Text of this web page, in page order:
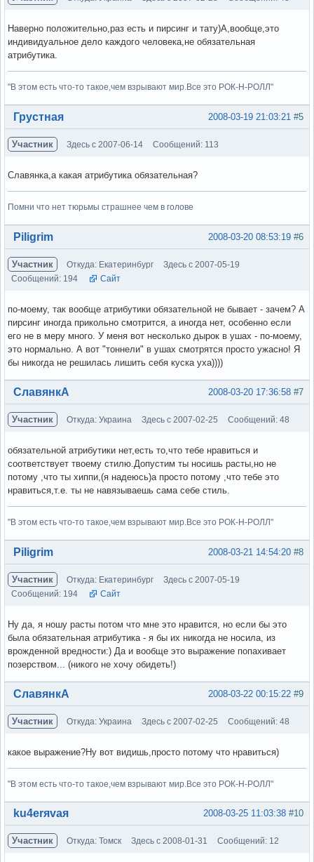
Наверно положительно,раз есть и пирсинг и тату)А,вообще,это
индивидуальное дело каждого человека,не обязательная
атрибутика.
"В этом есть что-то такое,чем взрывают мир.Все это РОК-Н-РОЛЛ"
Вне форума #5
2008-03-19 21:03:21
Грустная
Участник Здесь с 2007-06-14 Сообщений: 113
Славянка,а какая атрибутика обязательная?
Помни что нет тюрьмы страшнее чем в голове
Вне форума #6
2008-03-20 08:53:19
Piligrim
Участник Откуда: Екатеринбург
Здесь с 2007-05-19
Сообщений: 194
Сайт
по-моему, так вообще атрибутики обязательной не бывает - зачем? А
пирсинг иногда прикольно смотрится, а иногда нет, особенно если
его не в меру много. У меня вот несколько дырок в ушах - по-моему,
это нормально. А вот "тоннели" в ушах смотрятся просто ужасно! Я
бы никогда не решилась лишить себя куска уха))))
Вне форума #7
2008-03-20 17:36:58
СлавянкА
Участник Откуда: Украина Здесь с 2007-02-25 Сообщений: 48
обязательной атрибутики нет,есть то,что тебе нравиться и
соответствует твоему стилю.Допустим ты носишь расты,но не
потому ,что ты хиппи,(я надеюсь)а просто потому ,что тебе это
нравиться,т.е. ты не навязываешь сама себе стиль.
"В этом есть что-то такое,чем взрывают мир.Все это РОК-Н-РОЛЛ"
Вне форума #8
2008-03-21 14:54:20
Piligrim
Участник Откуда: Екатеринбург
Здесь с 2007-05-19
Сообщений: 194
Сайт
Ну да, я ношу расты потом что мне это нравится, но если бы это
была обязательная атрибутика - я бы их никогда не носила, из
врожденной вредности:) Да и вообще это выражение попахивает
позерством... (никого не хочу обидеть!)
Вне форума #9
2008-03-22 00:15:22
СлавянкА
Участник Откуда: Украина Здесь с 2007-02-25 Сообщений: 48
какое выражение?Ну вот видишь,просто потому что нравиться)
"В этом есть что-то такое,чем взрывают мир.Все это РОК-Н-РОЛЛ"
Вне форума #10
2008-03-25 11:03:38
ku4erяvaя
Участник Откуда: Томск Здесь с 2008-01-31 Сообщений: 12